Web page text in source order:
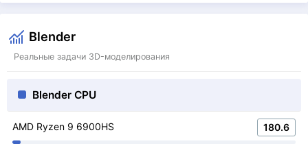
Blender
Реальные задачи 3D-моделирования
Blender CPU
AMD Ryzen 9 6900HS 180.6